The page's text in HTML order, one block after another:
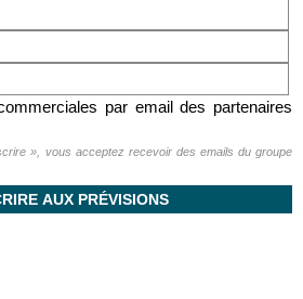
par email des partenaires
», vous acceptez recevoir des emails du groupe